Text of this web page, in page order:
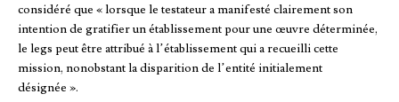
considéré que « lorsque le testateur a manifesté clairement son
intention de gratifier un établissement pour une œuvre déterminée,
le legs peut être attribué à l’établissement qui a recueilli cette
mission, nonobstant la disparition de l’entité initialement
désignée ».